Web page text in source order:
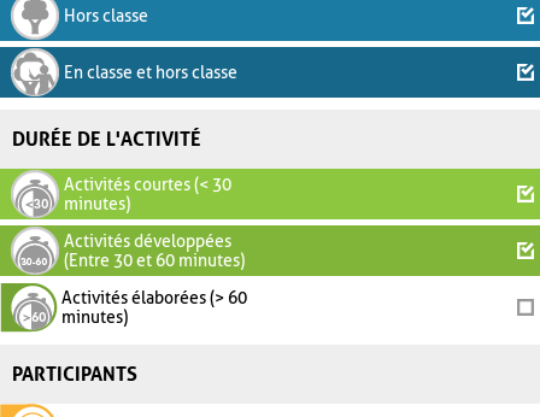
Hors classe
En classe et hors classe
DURÉE DE L'ACTIVITÉ
Activités courtes (< 30
minutes)
Activités développées
(Entre 30 et 60 minutes)
Activités élaborées (> 60
minutes)
PARTICIPANTS